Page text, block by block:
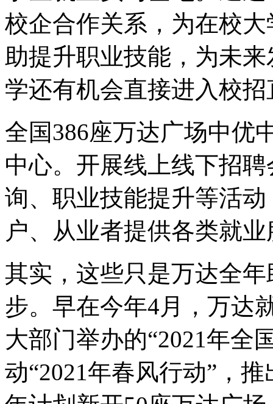
校企合作关系，为在校
助提升职业技能，为未
学还有机会直接进入校
全国386座万达广场中优
中心。开展线上线下招
询、职业技能提升等活
户、从业者提供各类就
其实，这些只是万达全
步。早在今年4月，万达
大部门举办的“2021年全
动“2021年春风行动” ，